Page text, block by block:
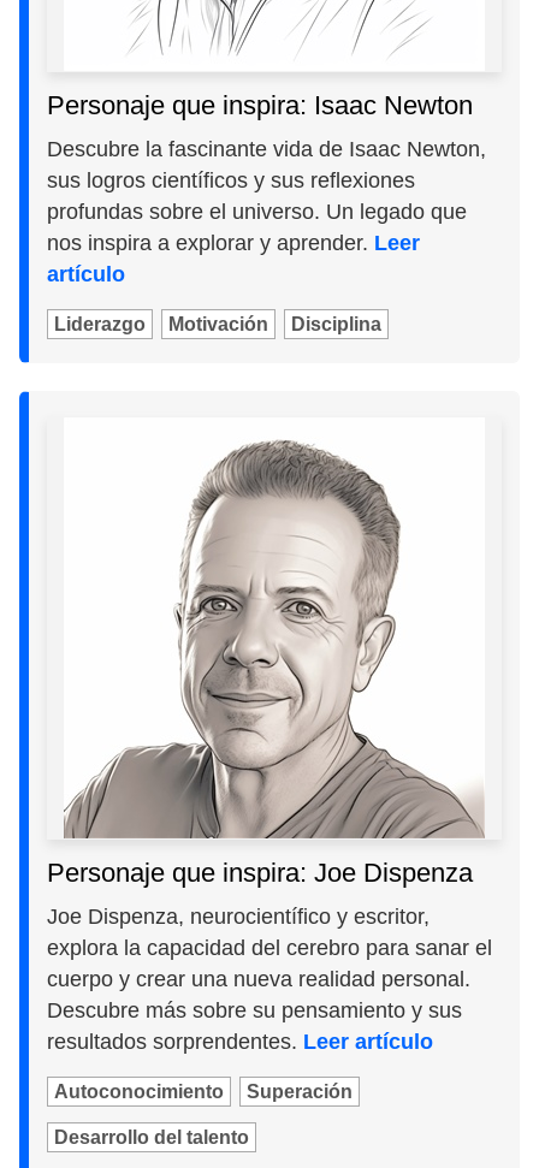
Personaje que inspira: Isaac Newton
Descubre la fascinante vida de Isaac Newton,
sus logros científicos y sus reflexiones
profundas sobre el universo. Un legado que
nos inspira a explorar y aprender. Leer
artículo
Liderazgo Motivación Disciplina
Personaje que inspira: Joe Dispenza
Joe Dispenza, neurocientífico y escritor,
explora la capacidad del cerebro para sanar el
cuerpo y crear una nueva realidad personal.
Descubre más sobre su pensamiento y sus
resultados sorprendentes. Leer artículo
Autoconocimiento Superación
Desarrollo del talento